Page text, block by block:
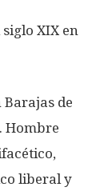
XIX en
Barajas de
Hombre
liberal y